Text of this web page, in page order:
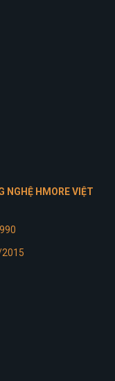
NGHỆ HMORE VIỆT